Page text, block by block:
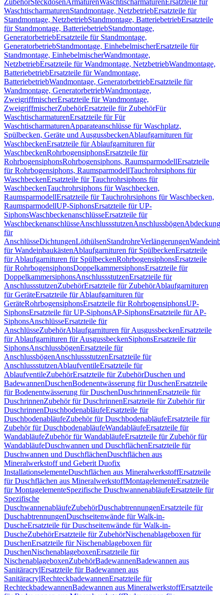
ZubehörSteckdosenArmaturenWaschtischarmaturen Ersatzteile für
WaschtischarmaturenStandmontage, NetzbetriebErsatzteile für
Standmontage, NetzbetriebStandmontage, BatteriebetriebErsatzteile
für Standmontage, BatteriebetriebStandmontage,
GeneratorbetriebErsatzteile für Standmontage,
GeneratorbetriebStandmontage, EinhebelmischerErsatzteile für
Standmontage, EinhebelmischerWandmontage,
NetzbetriebErsatzteile für Wandmontage, NetzbetriebWandmontage,
BatteriebetriebErsatzteile für Wandmontage,
BatteriebetriebWandmontage, GeneratorbetriebErsatzteile für
Wandmontage, GeneratorbetriebWandmontage,
ZweigriffmischerErsatzteile für Wandmontage,
ZweigriffmischerZubehörErsatzteile für ZubehörFür
WaschtischarmaturenErsatzteile für Für
WaschtischarmaturenApparateanschlüsse für Waschplatz,
Spülbecken, Geräte und AusgussbeckenAblaufgarnituren für
WaschbeckenErsatzteile für Ablaufgarnituren für
WaschbeckenRohrbogensiphonsErsatzteile für
RohrbogensiphonsRohrbogensiphons, RaumsparmodellErsatzteile
für Rohrbogensiphons, RaumsparmodellTauchrohrsiphons für
WaschbeckenErsatzteile für Tauchrohrsiphons für
WaschbeckenTauchrohrsiphons für Waschbecken,
RaumsparmodellErsatzteile für Tauchrohrsiphons für Waschbecken,
RaumsparmodellUP-SiphonsErsatzteile für UP-
SiphonsWaschbeckenanschlüsseErsatzteile für
WaschbeckenanschlüsseAnschlussstutzenAnschlussbögen
für
AnschlüsseDichtungenLöthülsenStandrohreVerlängerungen
für WandeinbaukästenAblaufgarnituren für SpülbeckenErsatzteile
für Ablaufgarnituren für SpülbeckenRohrbogensiphonsErsatzteile
für RohrbogensiphonsDoppelkammersiphonsErsatzteile für
DoppelkammersiphonsAnschlussstutzenErsatzteile für
AnschlussstutzenZubehörErsatzteile für ZubehörAblaufgarnituren
für GeräteErsatzteile für Ablaufgarnituren für
GeräteRohrbogensiphonsErsatzteile für RohrbogensiphonsUP-
SiphonsErsatzteile für UP-SiphonsAP-SiphonsErsatzteile für AP-
SiphonsAnschlüsseErsatzteile für
AnschlüsseZubehörAblaufgarnituren für AusgussbeckenErsatzteile
für Ablaufgarnituren für AusgussbeckenSiphonsErsatzteile für
SiphonsAnschlussbögenErsatzteile für
AnschlussbögenAnschlussstutzenErsatzteile für
AnschlussstutzenAblaufventileErsatzteile für
AblaufventileZubehörErsatzteile für ZubehörDuschen und
BadewannenDuschenBodenentwässerung für DuschenErsatzteile
für Bodenentwässerung für DuschenDuschrinnenErsatzteile für
DuschrinnenZubehör für DuschrinnenErsatzteile für Zubehör für
DuschrinnenDuschbodenabläufeErsatzteile für
DuschbodenabläufeZubehör für DuschbodenabläufeErsatzteile für
Zubehör für DuschbodenabläufeWandabläufeErsatzteile für
WandabläufeZubehör für WandabläufeErsatzteile für Zubehör für
WandabläufeDuschwannen und DuschflächenErsatzteile für
Duschwannen und DuschflächenDuschflächen aus
Mineralwerkstoff und Geberit Duofix
InstallationselementeDuschflächen aus MineralwerkstoffErsatzteile
für Duschflächen aus MineralwerkstoffMontagelementeErsatzteile
für MontagelementeSpezifische DuschwannenabläufeErsatzteile für
Spezifische
DuschwannenabläufeZubehörDuschabtrennungenErsatzteile für
DuschabtrennungenDuschseitenwände für Walk-in-
DuscheErsatzteile für Duschseitenwände für Walk-in-
DuscheZubehörErsatzteile für ZubehörNischenablageboxen für
DuschenErsatzteile für Nischenablageboxen für
DuschenNischenablageboxenErsatzteile für
NischenablageboxenZubehörBadewannenBadewannen aus
SanitäracrylErsatzteile für Badewannen aus
SanitäracrylRechteckbadewannenErsatzteile für
RechteckbadewannenBadewannen aus MineralwerkstoffErsatzteile